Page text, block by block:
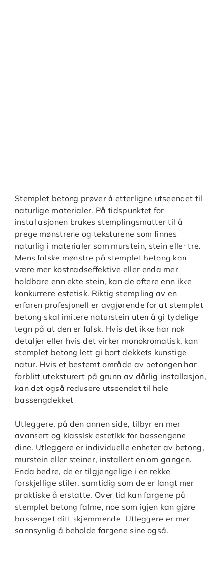
Stemplet betong prøver å etterligne utseendet til
naturlige materialer. På tidspunktet for
installasjonen brukes stemplingsmatter til å
prege mønstrene og teksturene som finnes
naturlig i materialer som murstein, stein eller tre.
Mens falske mønstre på stemplet betong kan
være mer kostnadseffektive eller enda mer
holdbare enn ekte stein, kan de oftere enn ikke
konkurrere estetisk. Riktig stempling av en
erfaren profesjonell er avgjørende for at stemplet
betong skal imitere naturstein uten å gi tydelige
tegn på at den er falsk. Hvis det ikke har nok
detaljer eller hvis det virker monokromatisk, kan
stemplet betong lett gi bort dekkets kunstige
natur. Hvis et bestemt område av betongen har
forblitt uteksturert på grunn av dårlig installasjon,
kan det også redusere utseendet til hele
bassengdekket.
Utleggere, på den annen side, tilbyr en mer
avansert og klassisk estetikk for bassengene
dine. Utleggere er individuelle enheter av betong,
murstein eller steiner, installert en om gangen.
Enda bedre, de er tilgjengelige i en rekke
forskjellige stiler, samtidig som de er langt mer
praktiske å erstatte. Over tid kan fargene på
stemplet betong falme, noe som igjen kan gjøre
bassenget ditt skjemmende. Utleggere er mer
sannsynlig å beholde fargene sine også.